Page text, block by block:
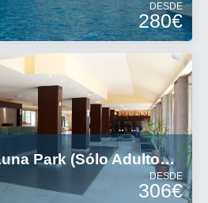
DESDE
280€
Seramar Luna&Luna Park (Sólo Adultos) 3 Estrellas
DESDE
306€